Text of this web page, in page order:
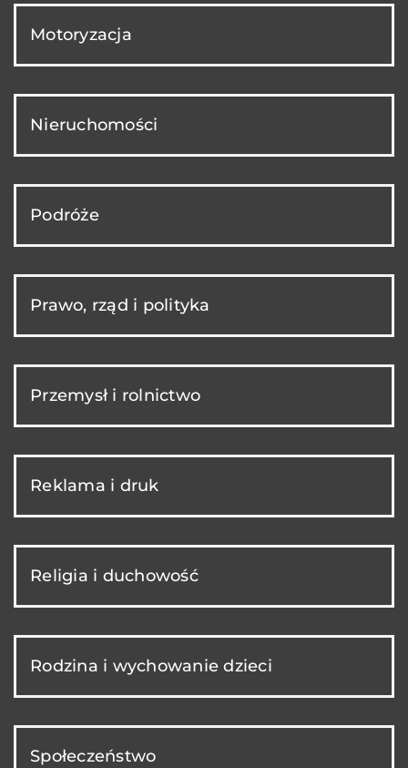
Motoryzacja
Nieruchomości
Podróże
Prawo, rząd i polityka
Przemysł i rolnictwo
Reklama i druk
Religia i duchowość
Rodzina i wychowanie dzieci
Społeczeństwo